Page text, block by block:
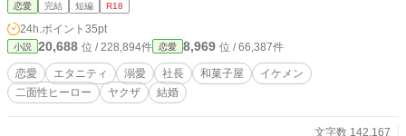
恋愛 完結 短編 R18
24h.ポイント 35pt
小説 20,688 位 / 228,894件 恋愛 8,969 位 / 66,387件
恋愛 エタニティ 溺愛 社長 和菓子屋
イケメン
二面性ヒーロー
ヤクザ 結婚
文字数 142,167